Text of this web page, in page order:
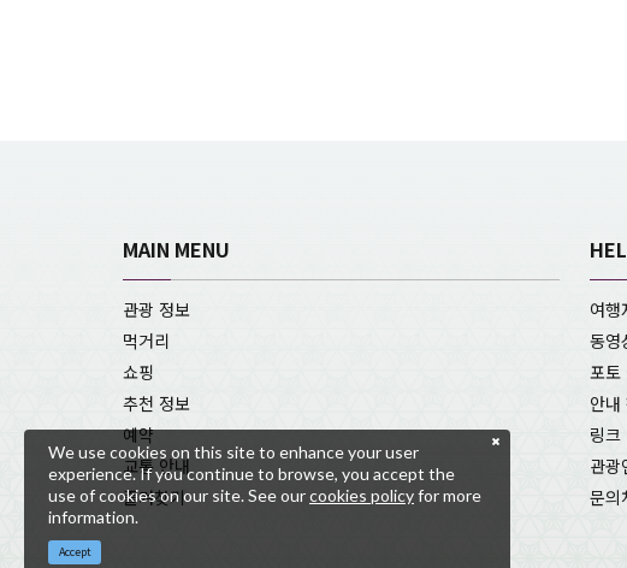
MAIN MENU
관광 정보
먹거리
쇼핑
추천 정보
예약
교통 안내
즐겨찾기
여행
동영
포토
안내
링크
관광
문의
We use cookies on this site to enhance your user
experience. If you continue to browse, you accept the
use of cookies on our site. See ourcookies policyfor more
information.
Accept